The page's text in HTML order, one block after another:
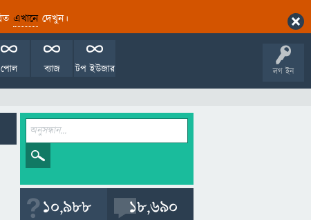
এখানেদেখুন।
লগ ইন
টপ ইউজার
ব্যাজ
পোল
10,988 18,690